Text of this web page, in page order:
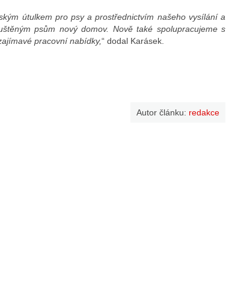
útulkem pro psy a prostřednictvím našeho vysílání a
psům nový domov. Nově také spolupracujeme s
pracovní nabídky,“ dodal Karásek.
Autor článku: redakce